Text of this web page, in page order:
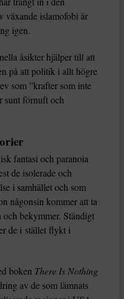
växande islamofobi är
igen.
åsikter hjälper till att
på att politik i allt högre
som ”krafter som inte
sunt förnuft och
fantasi och paranoia
de isolerade och
i samhället och som
någonsin kommer att ta
och bekymmer. Ständigt
de i stället flykt i
boken There Is Nothing
av de som lämnats